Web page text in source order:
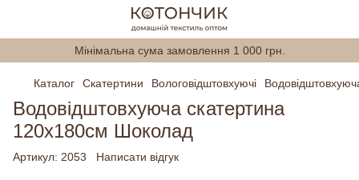
Мінімальна сума замовлення 1 000 грн.
Каталог Скатертини Вологовідштовхуючі
Водовідштовхуюча скатертина
120х180см Шоколад
Артикул: 2053 Написати відгук